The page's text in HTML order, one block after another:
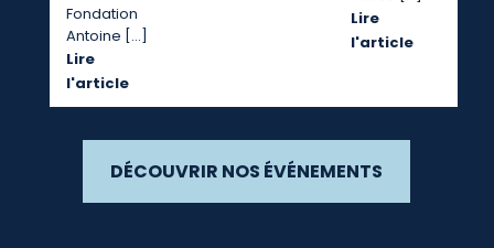
Fondation
Antoine […]
Lire
l'article
Lire
l'article
DÉCOUVRIR NOS ÉVÉNEMENTS